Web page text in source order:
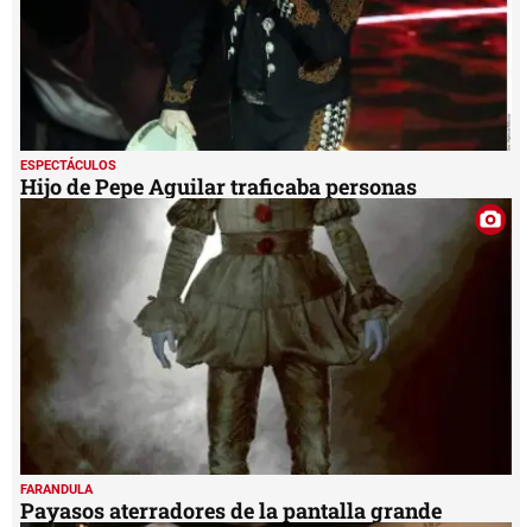
ESPECTÁCULOS
Hijo de Pepe Aguilar traficaba personas
FARANDULA
Payasos aterradores de la pantalla grande